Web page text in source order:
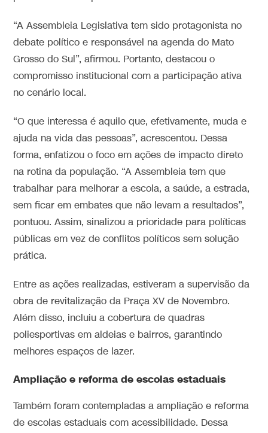
“A Assembleia Legislativa tem sido protagonista no
debate político e responsável na agenda do Mato
Grosso do Sul”, afirmou. Portanto, destacou o
compromisso institucional com a participação ativa
no cenário local.
“O que interessa é aquilo que, efetivamente, muda e
ajuda na vida das pessoas”, acrescentou. Dessa
forma, enfatizou o foco em ações de impacto direto
na rotina da população. “A Assembleia tem que
trabalhar para melhorar a escola, a saúde, a estrada,
sem ficar em embates que não levam a resultados”,
pontuou. Assim, sinalizou a prioridade para políticas
públicas em vez de conflitos políticos sem solução
prática.
Entre as ações realizadas, estiveram a supervisão da
obra de revitalização da Praça XV de Novembro.
Além disso, incluiu a cobertura de quadras
poliesportivas em aldeias e bairros, garantindo
melhores espaços de lazer.
Ampliação e reforma de escolas estaduais
Também foram contempladas a ampliação e reforma
de escolas estaduais com acessibilidade. Dessa